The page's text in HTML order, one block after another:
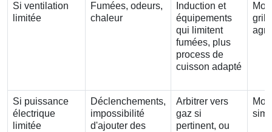
Si ventilation
limitée
Fumées, odeurs,
chaleur
Induction et
équipements
qui limitent
fumées, plus
process de
cuisson adapté
Si puissance
électrique
limitée
Déclenchements,
impossibilité
d'ajouter des
Arbitrer vers
gaz si
pertinent, ou